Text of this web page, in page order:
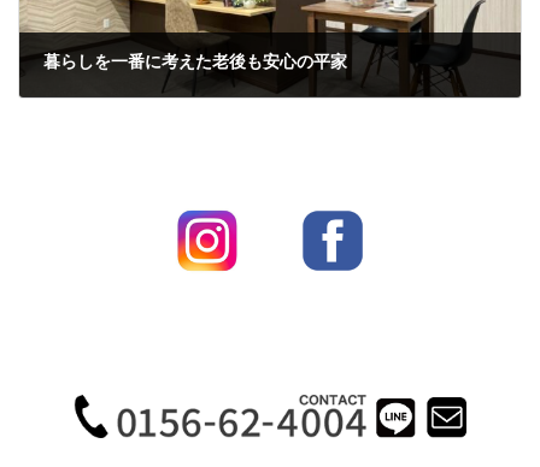
暮らしを一番に考えた老後も安心の平家